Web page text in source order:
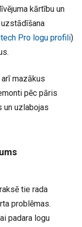
kārtību un
Pro logu profili)
mazākus
pēc pāris
un uzlabojas
tie rada
problēmas.
padara logu